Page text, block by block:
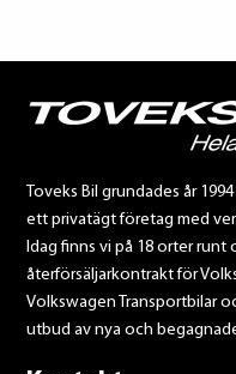
Toveks Bil grundades år
ett privatägt företag med
Idag finns vi på 18 orter runt
återförsäljarkontrakt för
Volkswagen Transportbilar
utbud av nya och